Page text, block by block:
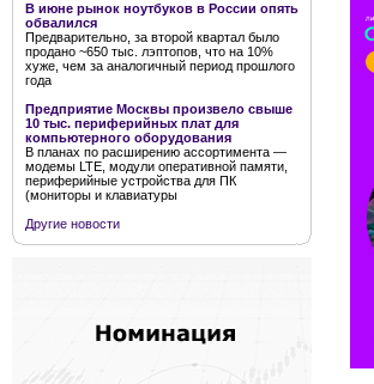
В июне рынок ноутбуков в России опять
обвалился
Предварительно, за второй квартал было
продано ~650 тыс. лэптопов, что на 10%
хуже, чем за аналогичный период прошлого
года
Предприятие Москвы произвело свыше
10 тыс. периферийных плат для
компьютерного оборудования
В планах по расширению ассортимента —
модемы LTE, модули оперативной памяти,
периферийные устройства для ПК
(мониторы и клавиатуры
Другие новости